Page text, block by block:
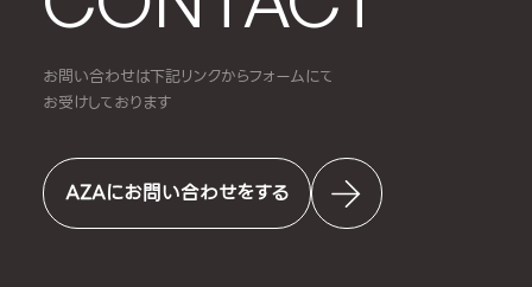
お問い合わせは下記リンクからフォームにて
お受けしております
AZAにお問い合わせをする